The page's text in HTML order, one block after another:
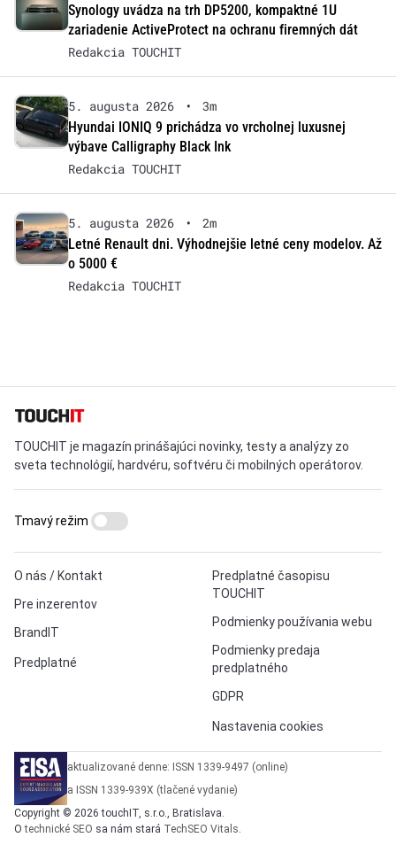
Synology uvádza na trh DP5200, kompaktné 1U
zariadenie ActiveProtect na ochranu firemných dát
Redakcia TOUCHIT
5. augusta 2026 •
3m
Hyundai IONIQ 9 prichádza vo vrcholnej luxusnej
výbave Calligraphy Black Ink
Redakcia TOUCHIT
5. augusta 2026 •
2m
Letné Renault dni. Výhodnejšie letné ceny modelov. Až
o 5000 €
Redakcia TOUCHIT
TOUCHIT je magazín prinášajúci novinky, testy a analýzy zo
sveta technológií, hardvéru, softvéru či mobilných operátorov.
O nás / Kontakt
Pre inzerentov
BrandIT
Predplatné
Predplatné časopisu
TOUCHIT
Podmienky používania webu
Podmienky predaja
predplatného
GDPR
Nastavenia cookies
Tmavý režim
aktualizované denne: ISSN 1339-9497 (online)
a ISSN 1339-939X (tlačené vydanie)
Copyright © 2026 touchIT, s.r.o., Bratislava.
Otechnické SEO sa nám stará TechSEO Vitals.